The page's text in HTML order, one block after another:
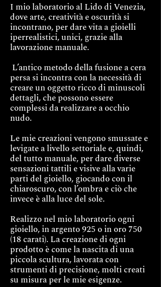
I mio laboratorio al Lido di Venezia,
dove arte, creatività e oscurità si
incontrano, per dare vita a gioielli
iperrealistici, unici, grazie alla
lavorazione manuale.
L’antico metodo della fusione a cera
persa si incontra con la necessità di
creare un oggetto ricco di minuscoli
dettagli, che possono essere
complessi da realizzare a occhio
nudo.
Le mie creazioni vengono smussate e
levigate a livello settoriale e, quindi,
del tutto manuale, per dare diverse
sensazioni tattili e visive alla varie
parti del gioiello, giocando con il
chiaroscuro, con l’ombra e ciò che
invece è alla luce del sole.
Realizzo nel mio laboratorio ogni
gioiello, in argento 925 o in oro 750
(18 carati). La creazione di ogni
prodotto è come la nascita di una
piccola scultura, lavorata con
strumenti di precisione, molti creati
su misura per le mie esigenze.